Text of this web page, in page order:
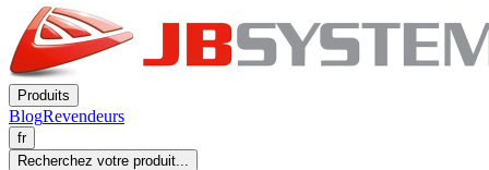
Produits
BlogRevendeurs
fr
Recherchez votre produit...